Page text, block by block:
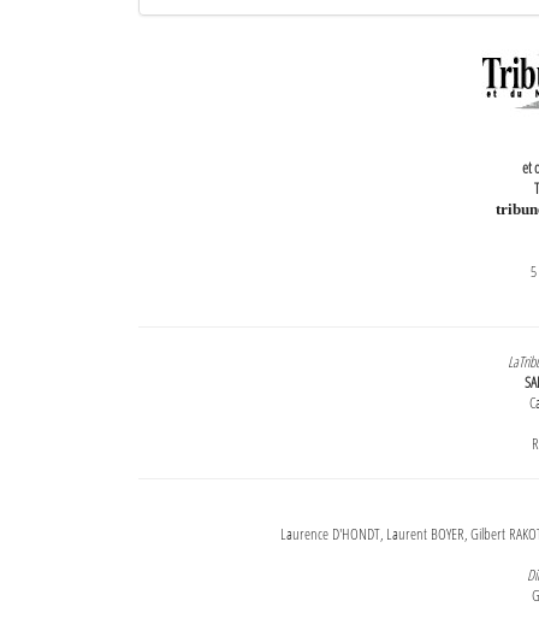
et
Laurence D'HONDT, Laurent BOYER, Gilbert